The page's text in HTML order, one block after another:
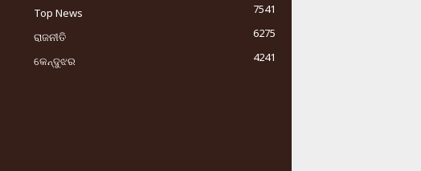
Top News
7541
ରାଜନୀତି
6275
କେନ୍ଦୁଝର
4241